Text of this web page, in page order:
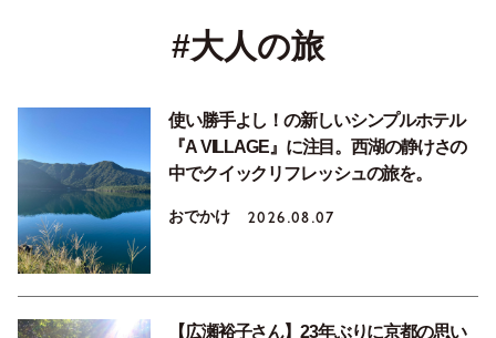
#大人の旅
使い勝手よし！の新しいシンプルホテル
『A VILLAGE』に注目。西湖の静けさの
中でクイックリフレッシュの旅を。
おでかけ 2026.08.07
【広瀬裕子さん】23年ぶりに京都の思い